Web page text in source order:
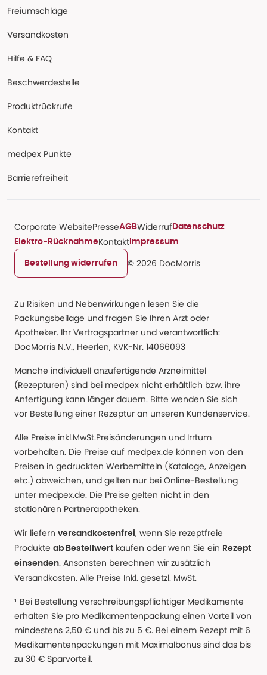
Freiumschläge
Versandkosten
Hilfe & FAQ
Beschwerdestelle
Produktrückrufe
Kontakt
medpex Punkte
Barrierefreiheit
Corporate WebsitePresseAGBWiderruf Datenschutz
Elektro-RücknahmeKontakt Impressum
Bestellung widerrufen © 2026 DocMorris
Zu Risiken und Nebenwirkungen lesen Sie die
Packungsbeilage und fragen Sie Ihren Arzt oder
Apotheker. Ihr Vertragspartner und verantwortlich:
DocMorris N.V., Heerlen, KVK-Nr. 14066093
Manche individuell anzufertigende Arzneimittel
(Rezepturen) sind bei medpex nicht erhältlich bzw. ihre
Anfertigung kann länger dauern. Bitte wenden Sie sich
vor Bestellung einer Rezeptur an unseren Kundenservice.
Alle Preise inkl.MwSt.Preisänderungen und Irrtum
vorbehalten. Die Preise auf medpex.de können von den
Preisen in gedruckten Werbemitteln (Kataloge, Anzeigen
etc.) abweichen, und gelten nur bei Online-Bestellung
unter medpex.de. Die Preise gelten nicht in den
stationären Partnerapotheken.
Wir liefern versandkostenfrei, wenn Sie rezeptfreie
Produkte ab Bestellwert kaufen oder wenn Sie ein Rezept
einsenden. Ansonsten berechnen wir zusätzlich
Versandkosten. Alle Preise Inkl. gesetzl. MwSt.
¹ Bei Bestellung verschreibungspflichtiger Medikamente
erhalten Sie pro Medikamentenpackung einen Vorteil von
mindestens 2,50 € und bis zu 5 €. Bei einem Rezept mit 6
Medikamentenpackungen mit Maximalbonus sind das bis
zu 30 € Sparvorteil.